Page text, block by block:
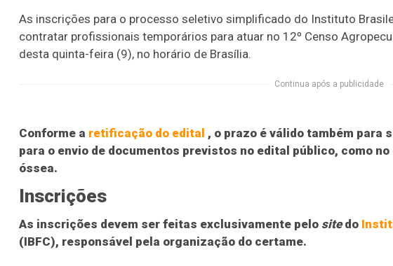
As inscrições para o processo seletivo simplificado do Instituto
contratar profissionais temporários para atuar no 12º Censo
desta quinta-feira (9), no horário de Brasília.
Continua após a publicidade
Conforme a retificação do edital , o prazo é válido também para
para o envio de documentos previstos no edital público, como
óssea.
Inscrições
As inscrições devem ser feitas exclusivamente pelo sitedo
(IBFC), responsável pela organização do certame.